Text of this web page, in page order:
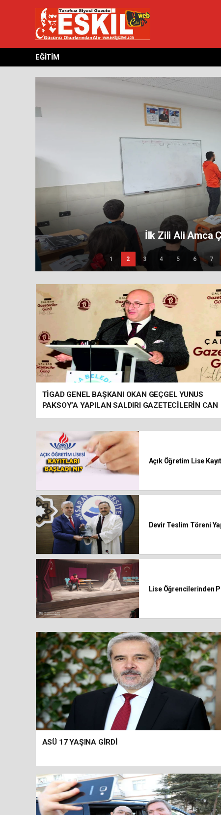
EĞİTİM
Hani Verdiğiniz Sözler?
1 2 3 4 5 6 7
TİGAD GENEL BAŞKANI OKAN GEÇGEL YUNUS
PAKSOY’A YAPILAN SALDIRI GAZETECİLERİN CAN
GÜVENLİĞİNE YÖNELİK CİDDİ BİR TEHDİT
Açık Öğretim Lise
Devir Teslim Töreni
Lise Öğrencilerinden
ASÜ 17 YAŞINA GİRDİ